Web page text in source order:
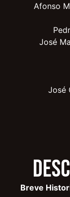
Afonso
José
José
Breve